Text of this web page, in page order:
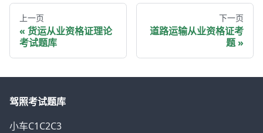
上一页
货运从业资格证理论
考试题库
下一页
道路运输从业资格证考
题
驾照考试题库
小车C1C2C3